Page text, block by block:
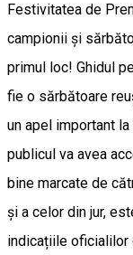
Festivitatea de
campionii și
primul loc! Ghidul
fie o sărbătoare
un apel important
publicul va avea
bine marcate de
și a celor din jur,
indicațiile oficialilor